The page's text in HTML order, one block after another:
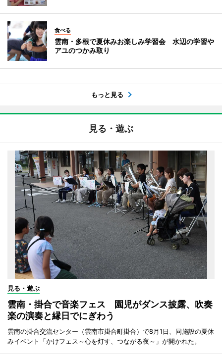
食べる
雲南・多根で夏休みお楽しみ学習会 水辺の学習や
アユのつかみ取り
もっと見る
見る・遊ぶ
見る・遊ぶ
雲南・掛合で音楽フェス 園児がダンス披露、吹奏
楽の演奏と縁日でにぎわう
雲南の掛合交流センター（雲南市掛合町掛合）で8月1日、同施設の夏休
みイベント「かけフェス～心を灯す、つながる夜～」が開かれた。